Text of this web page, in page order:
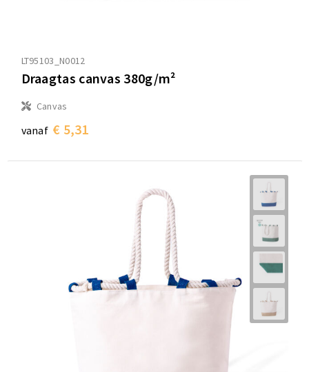
LT95103_N0012
Draagtas canvas 380g/m²
Canvas
vanaf € 5,31